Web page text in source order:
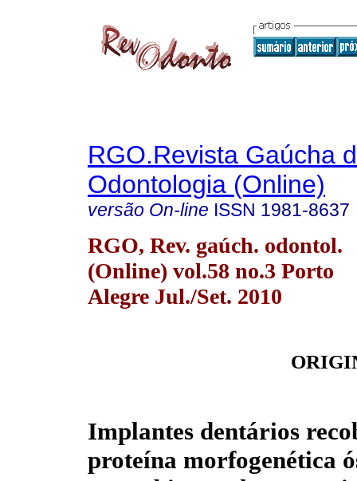
RGO.Revista Gaúcha
Odontologia (Online)
versão On-line ISSN 1981-8637
RGO, Rev. gaúch. odontol.
(Online) vol.58 no.3 Porto
Alegre Jul./Set. 2010
Implantes dentários
proteína morfogenética